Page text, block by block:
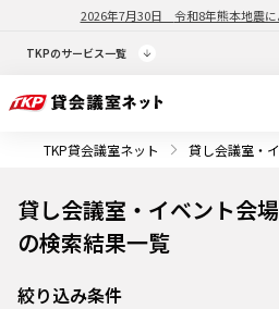
2026年7月30日 令和8年熊本地震
TKPのサービス一覧
TKP貸会議室ネット
貸し会議室・
貸し会議室・イベント会
の検索結果一覧
絞り込み条件